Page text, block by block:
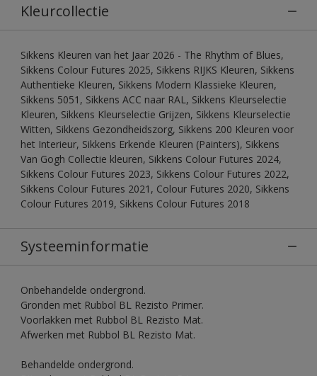
Kleurcollectie
Sikkens Kleuren van het Jaar 2026 - The Rhythm of Blues,
Sikkens Colour Futures 2025, Sikkens RIJKS Kleuren, Sikkens
Authentieke Kleuren, Sikkens Modern Klassieke Kleuren,
Sikkens 5051, Sikkens ACC naar RAL, Sikkens Kleurselectie
Kleuren, Sikkens Kleurselectie Grijzen, Sikkens Kleurselectie
Witten, Sikkens Gezondheidszorg, Sikkens 200 Kleuren voor
het Interieur, Sikkens Erkende Kleuren (Painters), Sikkens
Van Gogh Collectie kleuren, Sikkens Colour Futures 2024,
Sikkens Colour Futures 2023, Sikkens Colour Futures 2022,
Sikkens Colour Futures 2021, Colour Futures 2020, Sikkens
Colour Futures 2019, Sikkens Colour Futures 2018
Systeeminformatie
Onbehandelde ondergrond.
Gronden met Rubbol BL Rezisto Primer.
Voorlakken met Rubbol BL Rezisto Mat.
Afwerken met Rubbol BL Rezisto Mat.
Behandelde ondergrond.